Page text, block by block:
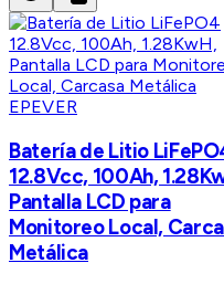
EPEVER
Batería de Litio
12.8Vcc, 100Ah,
Pantalla LCD para
Monitoreo Local,
Metálica